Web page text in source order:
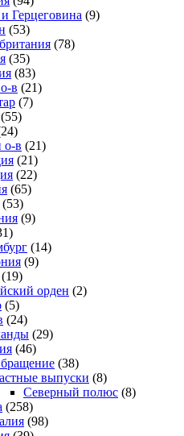
Герцеговина (9)
(53)
(78)
(35)
(83)
в (21)
(7)
(55)
о-в (21)
(21)
(22)
(65)
(53)
(9)
(14)
(9)
(19)
орден (2)
(5)
(24)
(29)
(46)
(38)
выпуски (8)
Северный полюс (8)
(258)
(98)